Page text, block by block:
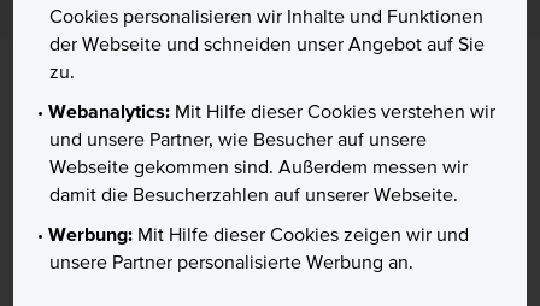
Cookies personalisieren wir Inhalte und Funktionen
der Webseite und schneiden unser Angebot auf Sie
zu.
Webanalytics: Mit Hilfe dieser Cookies verstehen wir
und unsere Partner, wie Besucher auf unsere
Webseite gekommen sind. Außerdem messen wir
damit die Besucherzahlen auf unserer Webseite.
Werbung: Mit Hilfe dieser Cookies zeigen wir und
unsere Partner personalisierte Werbung an.
Vertrag widerrufen
Hilfe & Kontakt
Karte sperren
Chatten Sie mit uns